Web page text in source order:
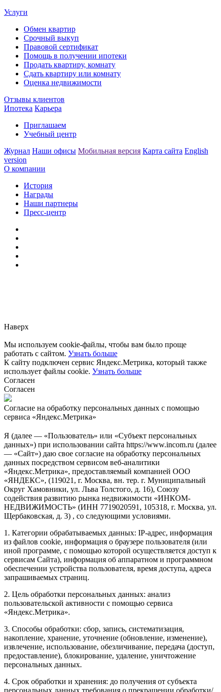
Услуги
Обмен квартир
Срочный выкуп
Правовой сертификат
Помощь в получении ипотеки
Продать квартиру, комнату
Сдать квартиру или комнату
Оценка недвижимости
Отзывы клиентов
Ипотека Карьера
Приглашаем
Учебный центр
Журнал Наши офисы Мобильная версия Карта сайта English
version
О компании
История
Награды
Наши партнеры
Пресс-центр
Наверх
Мы используем cookie-файлы, чтобы вам было проще
работать с сайтом. Узнать больше
К сайту подключен сервис Яндекс.Метрика, который также
использует файлы cookie. Узнать больше
Согласен
Согласен
Согласие на обработку персональных данных с помощью
сервиса «Яндекс.Метрика»
Я (далее — «Пользователь» или «Субъект персональных
данных») при использовании сайта https://www.incom.ru (далее
— «Сайт») даю свое согласие на обработку персональных
данных посредством сервисом веб-аналитики
«Яндекс.Метрика», предоставляемый компанией ООО
«ЯНДЕКС», (119021, г. Москва, вн. тер. г. Муниципальный
Округ Хамовники, ул. Льва Толстого, д. 16), Союзу
содействия развитию рынка недвижимости «ИНКОМ-
НЕДВИЖИМОСТЬ» (ИНН 7719020591, 105318, г. Москва, ул.
Щербаковская, д. 3) , со следующими условиями.
1. Категории обрабатываемых данных: IP-адрес, информация
из файлов cookie, информация о браузере пользователя (или
иной программе, с помощью которой осуществляется доступ к
сервисам Сайта), информация об аппаратном и программном
обеспечении устройства пользователя, время доступа, адреса
запрашиваемых страниц.
2. Цель обработки персональных данных: анализ
пользовательской активности с помощью сервиса
«Яндекс.Метрика».
3. Способы обработки: сбор, запись, систематизация,
накопление, хранение, уточнение (обновление, изменение),
извлечение, использование, обезличивание, передача (доступ,
предоставление), блокирование, удаление, уничтожение
персональных данных.
4. Срок обработки и хранения: до получения от субъекта
персональных данных требования о прекращении обработки/